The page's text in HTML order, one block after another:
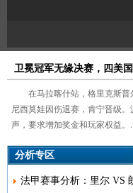
卫冕冠军无缘决赛，四美
在马拉喀什站，格里克斯
尼西莫娃因伤退赛，肯宁晋级
声，要求增加奖金和玩家权益。
分析专区
法甲赛事分析：里尔 VS